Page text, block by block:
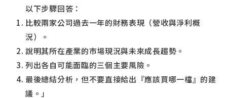
以下步驟回答：
比較兩家公司過去一年的財務表現（營收與淨利概
況）。
說明其所在產業的市場現況與未來成長趨勢。
列出各自可能面臨的三個主要風險。
最後總結分析，但不要直接給出『應該買哪一檔』的建
議。」